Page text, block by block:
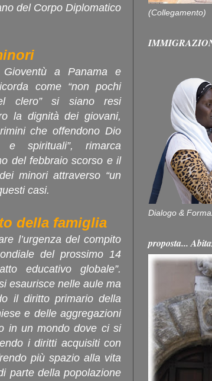
del Corpo Diplomatico
a Panama e
come “non pochi
clero” si siano resi
la dignità dei giovani,
che offendono Dio
e spirituali”, rimarca
del febbraio scorso e il
minori attraverso “un
casi.
della famiglia
l’urgenza del compito
del prossimo 14
educativo globale”.
esaurisce nelle aule ma
il diritto primario della
e delle aggregazioni
in un mondo dove ci si
i diritti acquisiti con
più spazio alla vita
parte della popolazione
(Collegamento)
Dialogo &
proposta...